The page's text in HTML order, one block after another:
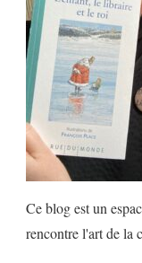
Ce blog est un
rencontre l'art de la